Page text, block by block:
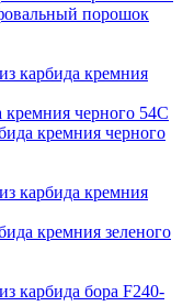
порошок
карбида кремния
черного 54C
кремния черного
карбида кремния
кремния зеленого
карбида бора F240-